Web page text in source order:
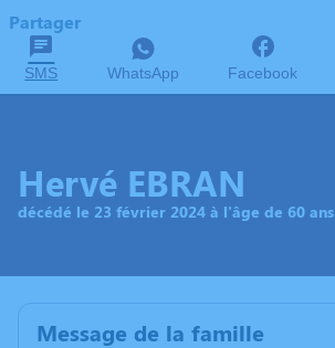
Partager
SMS WhatsApp Facebook
Hervé EBRAN
décédé le 23 février 2024 à l'âge de 60 ans
Message de la famille